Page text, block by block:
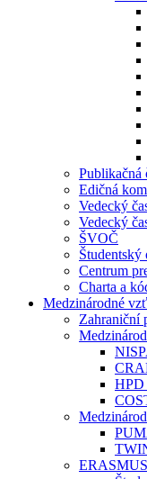
Publikačná
Edičná
Vedecký
Vedecký
ŠVOČ
Študentský
Centrum
Charta a
Medzinárodné
Zahraniční
HPD
ERASMUS